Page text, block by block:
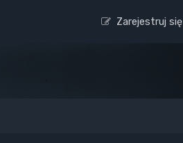
Zarejestruj się